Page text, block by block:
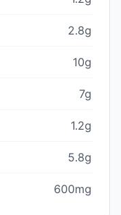
2.8g
10g
7g
1.2g
5.8g
600mg